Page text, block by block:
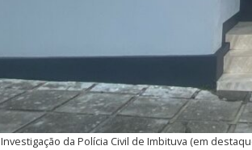
Investigação da Polícia Civil de Imbituva (em